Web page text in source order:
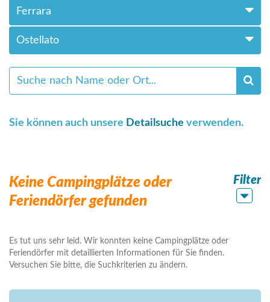
Ferrara
Ostellato
Sie können auch unsere Detailsuche verwenden.
Keine Campingplätze oder
Feriendörfer gefunden
Filter
Es tut uns sehr leid. Wir konnten keine Campingplätze oder
Feriendörfer mit detaillierten Informationen für Sie finden.
Versuchen Sie bitte, die Suchkriterien zu ändern.